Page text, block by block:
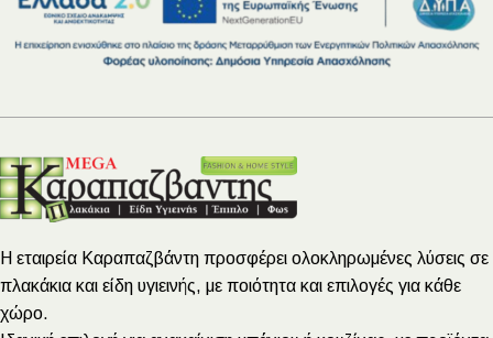
Η εταιρεία Καραπαζβάντη προσφέρει ολοκληρωμένες λύσεις σε
πλακάκια και είδη υγιεινής, με ποιότητα και επιλογές για κάθε
χώρο.